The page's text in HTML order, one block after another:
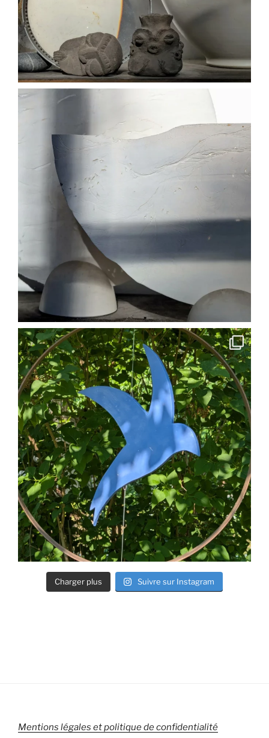
Charger plus Suivre sur Instagram
Mentions légales et politique de confidentialité